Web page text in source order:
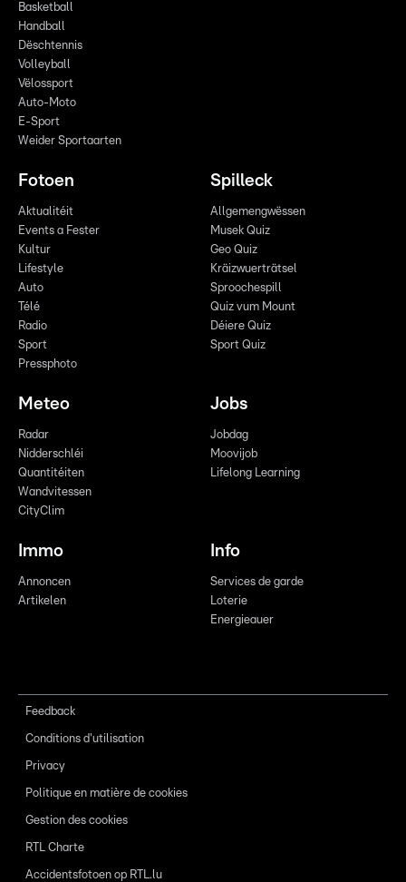
Basketball
Handball
Dëschtennis
Volleyball
Vëlossport
Auto-Moto
E-Sport
Weider Sportaarten
Fotoen
Aktualitéit
Events a Fester
Kultur
Lifestyle
Auto
Télé
Radio
Sport
Pressphoto
Spilleck
Allgemengwëssen
Musek Quiz
Geo Quiz
Kräizwuerträtsel
Sproochespill
Quiz vum Mount
Déiere Quiz
Sport Quiz
Meteo
Radar
Nidderschléi
Quantitéiten
Wandvitessen
CityClim
Jobs
Jobdag
Moovijob
Lifelong Learning
Immo
Annoncen
Artikelen
Info
Services de garde
Loterie
Energieauer
Feedback
Conditions d'utilisation
Privacy
Politique en matière de cookies
Gestion des cookies
RTL Charte
Accidentsfotoen op RTL.lu